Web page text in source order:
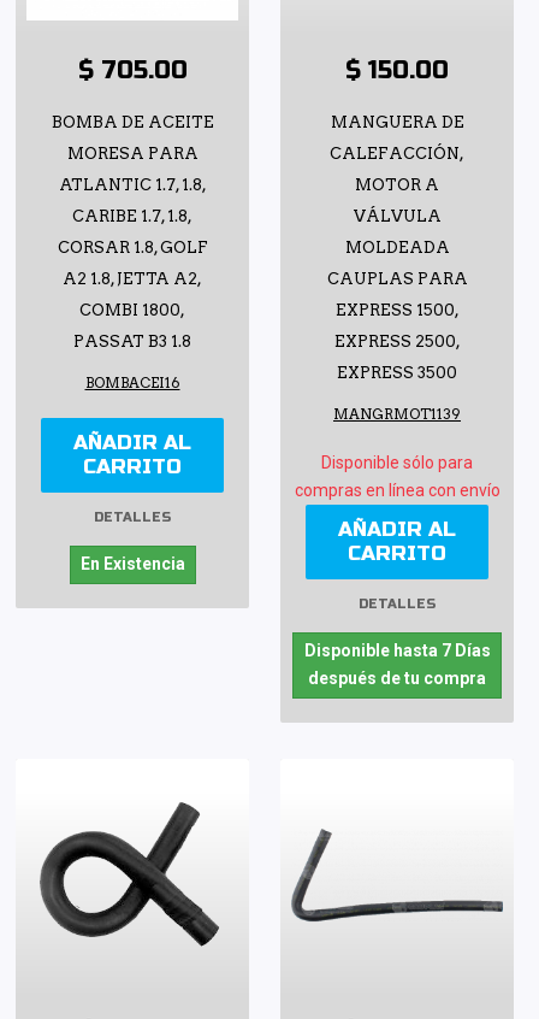
$ 705.00
BOMBA DE ACEITE
MORESA PARA
ATLANTIC 1.7, 1.8,
CARIBE 1.7, 1.8,
CORSAR 1.8, GOLF
A2 1.8, JETTA A2,
COMBI 1800,
PASSAT B3 1.8
BOMBACEI16
AÑADIR AL
CARRITO
DETALLES
En Existencia
$ 150.00
MANGUERA DE
CALEFACCIÓN,
MOTOR A
VÁLVULA
MOLDEADA
CAUPLAS PARA
EXPRESS 1500,
EXPRESS 2500,
EXPRESS 3500
MANGRMOT1139
Disponible sólo para
compras en línea con envío
AÑADIR AL
CARRITO
DETALLES
Disponible hasta 7 Días
después de tu compra